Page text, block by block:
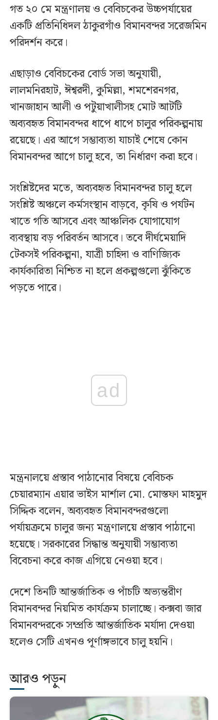
গত ২০ মে মন্ত্রণালয় ও বেবিচকের উচ্চপর্যায়ের
একটি প্রতিনিধিদল ঠাকুরগাঁও বিমানবন্দর সরেজমিন
পরিদর্শন করে।
এছাড়াও বেবিচকের বোর্ড সভা অনুযায়ী,
লালমনিরহাট, ঈশ্বরদী, কুমিল্লা, শমশেরনগর,
খানজাহান আলী ও পটুয়াখালীসহ মোট আটটি
অব্যবহৃত বিমানবন্দর ধাপে ধাপে চালুর পরিকল্পনায়
রয়েছে। এর আগে সম্ভাব্যতা যাচাই শেষে কোন
বিমানবন্দর আগে চালু হবে, তা নির্ধারণ করা হবে।
সংশ্লিষ্টদের মতে, অব্যবহৃত বিমানবন্দর চালু হলে
সংশ্লিষ্ট অঞ্চলে কর্মসংস্থান বাড়বে, কৃষি ও পর্যটন
খাতে গতি আসবে এবং আঞ্চলিক যোগাযোগ
ব্যবস্থায় বড় পরিবর্তন আসবে। তবে দীর্ঘমেয়াদি
টেকসই পরিকল্পনা, যাত্রী চাহিদা ও বাণিজ্যিক
কার্যকারিতা নিশ্চিত না হলে প্রকল্পগুলো ঝুঁকিতে
পড়তে পারে।
ad
মন্ত্রনালয়ে প্রস্তাব পাঠানোর বিষয়ে বেবিচক
চেয়ারম্যান এয়ার ভাইস মার্শাল মো. মোস্তফা মাহমুদ
সিদ্দিক বলেন, অব্যবহৃত বিমানবন্দরগুলো
পর্যায়ক্রমে চালুর জন্য মন্ত্রণালয়ে প্রস্তাব পাঠানো
হয়েছে। সরকারের সিদ্ধান্ত অনুযায়ী সম্ভাব্যতা
বিবেচনা করে কাজ এগিয়ে নেওয়া হবে।
দেশে তিনটি আন্তর্জাতিক ও পাঁচটি অভ্যন্তরীণ
বিমানবন্দর নিয়মিত কার্যক্রম চালাচ্ছে। কক্সবা জার
বিমানবন্দরকে সম্প্রতি আন্তর্জাতিক মর্যাদা দেওয়া
হলেও সেটি এখনও পূর্ণাঙ্গভাবে চালু হয়নি।
আরও পড়ুন